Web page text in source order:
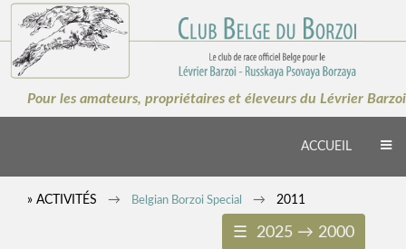
Pour les amateurs, propriétaires et éleveurs du Lévrier Barzoi
ACCUEIL
» ACTIVITÉS Belgian Borzoi Special 2011
☰ 2025 → 2000